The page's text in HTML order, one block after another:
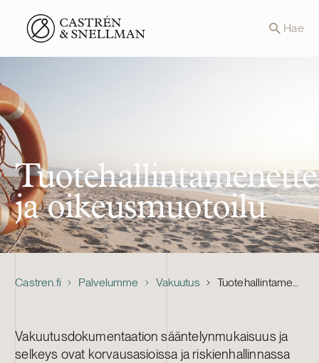
Front page Hae
ja oikeusmuotoilu
Castren.fi Palvelumme Vakuutus Tuotehallintamenettely ja oikeusmuotoilu
Vakuutusdokumentaation sääntelynmukaisuus ja
selkeys ovat korvausasioissa ja riskienhallinnassa